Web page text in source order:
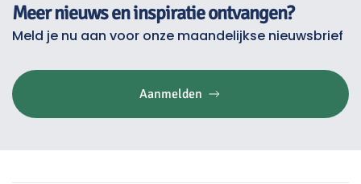
Meer nieuws en inspiratie ontvangen?
Meld je nu aan voor onze maandelijkse nieuwsbrief
Aanmelden